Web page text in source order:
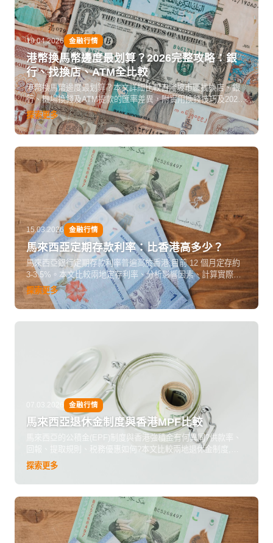
19.04.2026 金融行情
港幣換馬幣邊度最划算？2026完整攻略：銀
行、找換店、ATM全比較
港幣換馬幣邊度最划算？本文詳細比較吉隆坡市區找換店、銀
行、機場換錢及ATM提款的匯率差異，附實用換錢技巧及2026
最新港幣兌馬幣匯率查法，幫你換得最多馬幣，出發前必讀。
探索更多
15.03.2026 金融行情
馬來西亞定期存款利率：比香港高多少？
馬來西亞銀行定期存款利率普遍高於香港,目前 12 個月定存約
3-3.5%。本文比較兩地定存利率、分析影響因素、計算實際回
報,並分享開戶和存款策略。
探索更多
07.03.2026 金融行情
馬來西亞退休金制度與香港MPF比較
馬來西亞的公積金(EPF)制度與香港強積金有何異同?供款率、
回報、提取規則、税務優惠如何?本文比較兩地退休金制度,分
析移居馬來西亞對退休規劃的影響。
探索更多